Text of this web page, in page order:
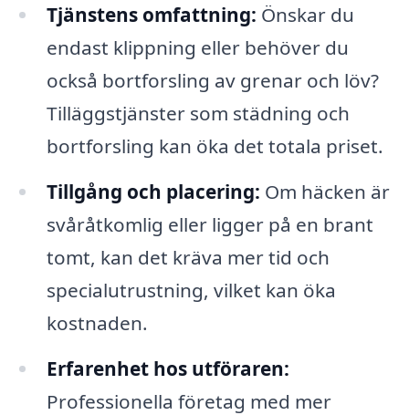
Tjänstens omfattning: Önskar du
endast klippning eller behöver du
också bortforsling av grenar och löv?
Tilläggstjänster som städning och
bortforsling kan öka det totala priset.
Tillgång och placering: Om häcken är
svåråtkomlig eller ligger på en brant
tomt, kan det kräva mer tid och
specialutrustning, vilket kan öka
kostnaden.
Erfarenhet hos utföraren:
Professionella företag med mer